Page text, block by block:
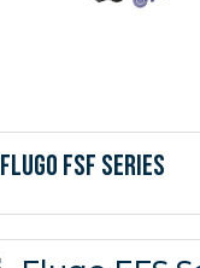
Flugo FSF Series